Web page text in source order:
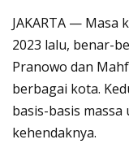
JAKARTA — Masa
2023 lalu, benar-
Pranowo dan
berbagai kota.
basis-basis
kehendaknya.